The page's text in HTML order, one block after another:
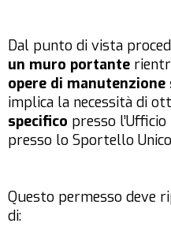
Dal punto di vista
un muro portante
opere di
implica la necessità di
specifico presso
presso lo Sportello
Questo permesso deve
di: